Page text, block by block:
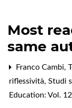
Most
same
Franco Cambi,
riflessività, Studi
Education: Vol.